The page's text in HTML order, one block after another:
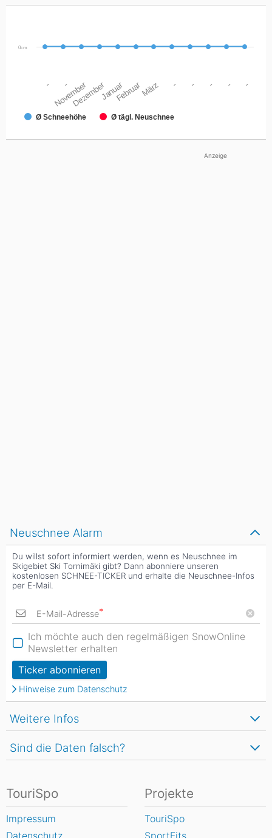
Ø Schneehöhe Ø tägl. Neuschnee
0cm
- -
NovemberDezemberJanuarFebruarMärz - - - - -
Neuschnee Alarm
Du willst sofort informiert werden, wenn es Neuschnee im
Skigebiet Ski Tornimäki gibt? Dann abonniere unseren
kostenlosen SCHNEE-TICKER und erhalte die Neuschnee-Infos
per E-Mail.
E-Mail-Adresse*
Ich möchte auch den regelmäßigen SnowOnline
Newsletter erhalten
Ticker abonnieren
Hinweise zum Datenschutz
Weitere Infos
Sind die Daten falsch?
Anzeige
TouriSpo
Impressum
Datenschutz
Projekte
TouriSpo
SportFits